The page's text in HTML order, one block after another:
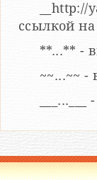
ссылкой
**...** -
~~...~~